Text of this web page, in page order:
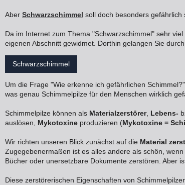
Aber Schwarzschimmel soll doch besonders gefährlich
Da im Internet zum Thema "Schwarzschimmel" sehr
eigenen Abschnitt gewidmet. Dorthin gelangen Sie
Schwarzschimmel
Um die Frage "Wie erkenne ich gefährlichen
was genau Schimmelpilze für den Menschen wirklich
Schimmelpilze können als Materialzerstörer, Lebens-
auslösen, Mykotoxine produzieren (Mykotoxine =
Wir richten unseren Blick zunächst auf die Material
Zugegebenermaßen ist es alles andere als schön,
Bücher oder unersetzbare Dokumente zerstören. Aber
Diese zerstörerischen Eigenschaften von